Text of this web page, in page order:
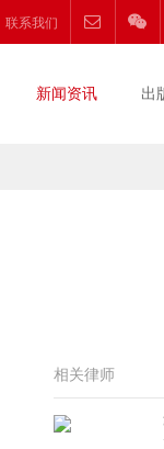
联系我们
新闻资讯 出
相关律师